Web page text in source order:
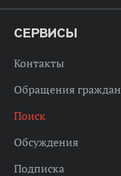
СЕРВИСЫ
Контакты
Обращения граждан
Поиск
Обсуждения
Подписка